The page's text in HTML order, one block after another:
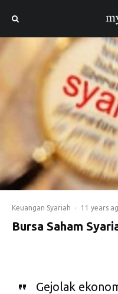
Keuangan Syariah · 11 years
Bursa Saham
Gejolak